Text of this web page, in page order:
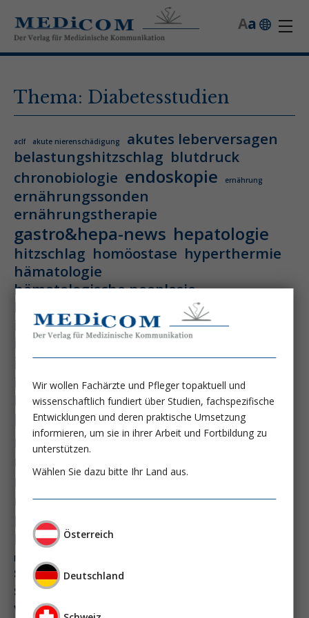
a
A
Thema: Diabetesstudien
aclf akute nierenschädigung
akutes leberversagen
belastungshitzschlag blutdruck
chronobiologie endoskopie ernährung
ernährungssonden
ernährungstherapie
gastro&hepa-news hepatologie
hitzschlag homöostase hyperthermie
hämatologie
hämatologische neoplasie
hämodynamische optimierung
immundysfunktion
immunosep-studie immuntherapie
intensiv-news intensivmedizin
intensivstation intensivversorgung
kdigo-leitlinien lebernekrose
leberzirrhose mangelernährung
masld metabolische lebererkrankung
multiples myelom
nephro-news nephrologie
niereninsuffizienz nutrition
peg-implantationstechniken
perioperative nierenschädigung
pisces-studie
schluckstörung
septischer schock
vasopressortherapie
Wir wollen Fachärzte und Pfleger topaktuell und
wissenschaftlich fundiert über Studien, fachspezifische
Entwicklungen und deren praktische Umsetzung
informieren, um sie in ihrer Arbeit und Fortbildung zu
unterstützen.
Wählen Sie dazu bitte Ihr Land aus.
Österreich
Deutschland